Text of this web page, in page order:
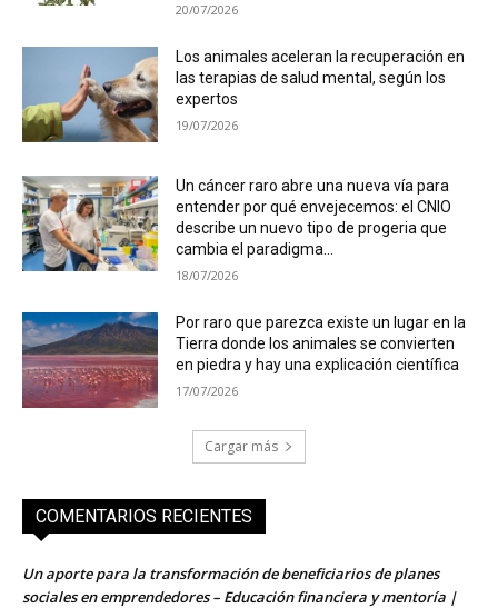
20/07/2026
Los animales aceleran la recuperación en
las terapias de salud mental, según los
expertos
19/07/2026
Un cáncer raro abre una nueva vía para
entender por qué envejecemos: el CNIO
describe un nuevo tipo de progeria que
cambia el paradigma...
18/07/2026
Por raro que parezca existe un lugar en la
Tierra donde los animales se convierten
en piedra y hay una explicación científica
17/07/2026
Cargar más
COMENTARIOS RECIENTES
Un aporte para la transformación de beneficiarios de planes
sociales en emprendedores – Educación financiera y mentoría |